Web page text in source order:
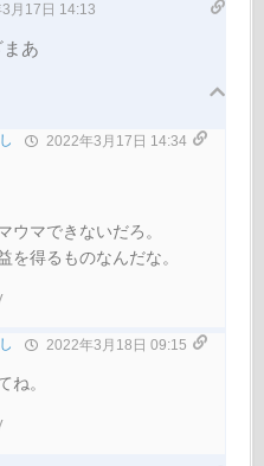
月17日 14:13
あ
2022年3月17日 14:34
ウマできないだろ。
を得るものなんだな。
2022年3月18日 09:15
ね。